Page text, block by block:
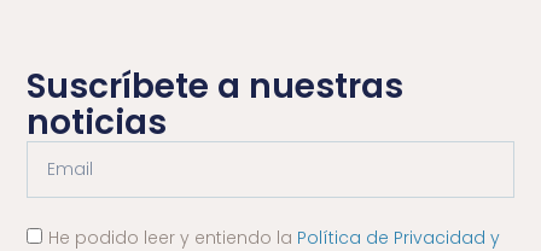
Suscríbete a nuestras
noticias
He podido leer y entiendo la Política de Privacidad y